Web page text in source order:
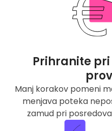
Prihranite
Manj korakov pomeni
menjava poteka
zamud pri